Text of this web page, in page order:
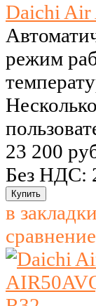
Daichi Air
режим
23 200
Без НДС:
в закладки
сравнение